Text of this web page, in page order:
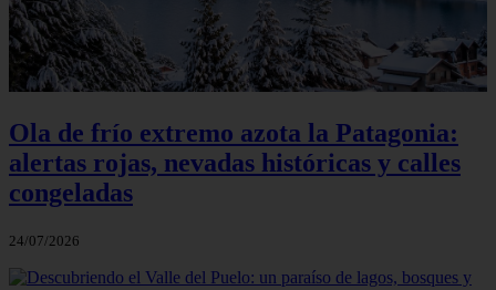
Ola de frío extremo azota la Patagonia:
alertas rojas, nevadas históricas y calles
congeladas
24/07/2026